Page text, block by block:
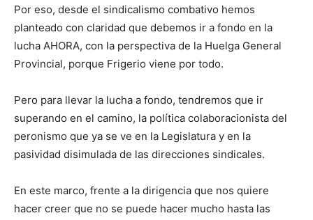
Por eso, desde el sindicalismo combativo hemos
planteado con claridad que debemos ir a fondo en la
lucha AHORA, con la perspectiva de la Huelga General
Provincial, porque Frigerio viene por todo.
Pero para llevar la lucha a fondo, tendremos que ir
superando en el camino, la política colaboracionista del
peronismo que ya se ve en la Legislatura y en la
pasividad disimulada de las direcciones sindicales.
En este marco, frente a la dirigencia que nos quiere
hacer creer que no se puede hacer mucho hasta las